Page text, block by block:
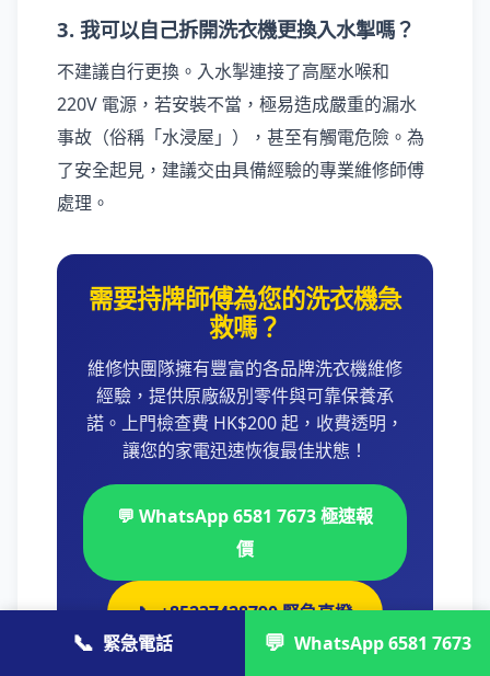
3. 我可以自己拆開洗衣機更換入水掣嗎？
不建議自行更換。入水掣連接了高壓水喉和
220V 電源，若安裝不當，極易造成嚴重的漏水
事故（俗稱「水浸屋」），甚至有觸電危險。為
了安全起見，建議交由具備經驗的專業維修師傅
處理。
需要持牌師傅為您的洗衣機急
救嗎？
維修快團隊擁有豐富的各品牌洗衣機維修
經驗，提供原廠級別零件與可靠保養承
諾。上門檢查費 HK$200 起，收費透明，
讓您的家電迅速恢復最佳狀態！
💬 WhatsApp 6581 7673 極速報
價
📞 +85237428790 緊急直撥
📞 緊急電話 💬 WhatsApp 6581 7673